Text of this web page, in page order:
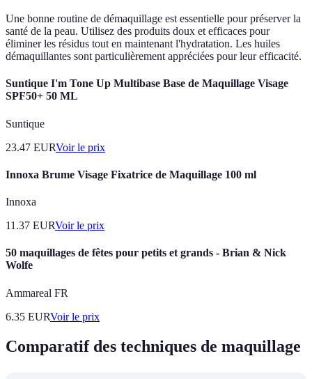
Une bonne routine de démaquillage est essentielle pour préserver la
santé de la peau. Utilisez des produits doux et efficaces pour
éliminer les résidus tout en maintenant l'hydratation. Les huiles
démaquillantes sont particulièrement appréciées pour leur efficacité.
Suntique I'm Tone Up Multibase Base de Maquillage Visage
SPF50+ 50 ML
Suntique
23.47 EURVoir le prix
Innoxa Brume Visage Fixatrice de Maquillage 100 ml
Innoxa
11.37 EURVoir le prix
50 maquillages de fêtes pour petits et grands - Brian & Nick
Wolfe
Ammareal FR
6.35 EURVoir le prix
Comparatif des techniques de maquillage